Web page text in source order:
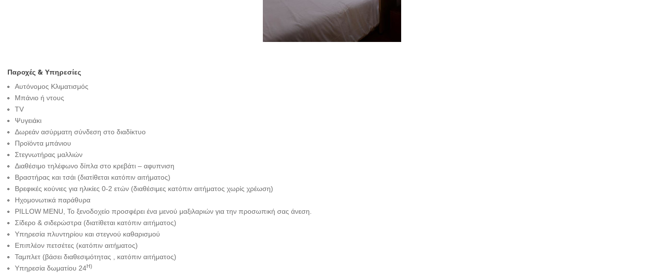
Παροχές & Υπηρεσίες
Αυτόνομος Κλιματισμός
Μπάνιο ή ντους
TV
Ψυγειάκι
Δωρεάν ασύρματη σύνδεση στο διαδίκτυο
Προϊόντα μπάνιου
Στεγνωτήρας μαλλιών
Διαθέσιμο τηλέφωνο δίπλα στο κρεβάτι – αφυπνιση
Βραστήρας και τσάι (διατίθεται κατόπιν αιτήματος)
Βρεφικές κούνιες για ηλικίες 0-2 ετών (διαθέσιμες κατόπιν αιτήματος χωρίς χρέωση)
Ηχομονωτικά παράθυρα
PILLOW MENU, Το ξενοδοχείο προσφέρει ένα μενού μαξιλαριών για την προσωπική σας άνεση.
Σίδερο & σιδερώστρα (διατίθεται κατόπιν αιτήματος)
Υπηρεσία πλυντηρίου και στεγνού καθαρισμού
Επιπλέον πετσέτες (κατόπιν αιτήματος)
Ταμπλετ (βάσει διαθεσιμότητας , κατόπιν αιτήματος)
Υπηρεσία δωματίου 24Η)